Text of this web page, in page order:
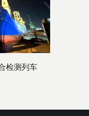
检测列车